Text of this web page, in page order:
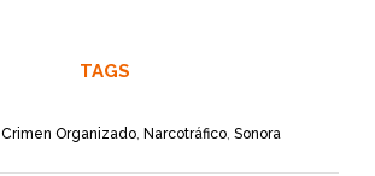
TAGS
Crimen Organizado, Narcotráfico, Sonora